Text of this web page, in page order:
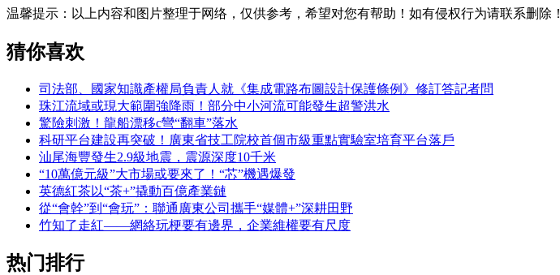
温馨提示： 以上内容和图片整理于网络，仅供参考，希望对您有帮助！如有侵权行为请联系删除！
猜你喜欢
司法部、國家知識產權局負責人就《集成電路布圖設計保護條例》修訂答記者問
珠江流域或現大範圍強降雨！部分中小河流可能發生超警洪水
驚險刺激！龍船漂移c彎“翻車”落水
科研平台建設再突破！廣東省技工院校首個市級重點實驗室培育平台落戶
汕尾海豐發生2.9級地震，震源深度10千米
“10萬億元級”大市場或要來了！“芯”機遇爆發
英德紅茶以“茶+”撬動百億產業鏈
從“會幹”到“會玩”：聯通廣東公司攜手“媒體+”深耕田野
竹知了走紅——網絡玩梗要有邊界，企業維權要有尺度
热门排行